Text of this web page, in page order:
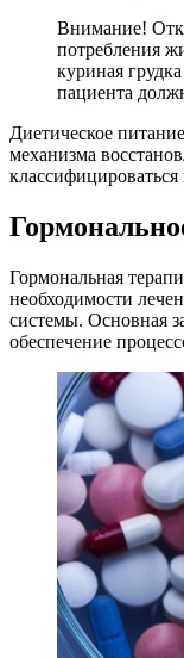
Внимание!
потребления
куриная
пациента
Диетическое
механизма
классифицироваться
Гормональная
необходимости
системы. Основная
обеспечение